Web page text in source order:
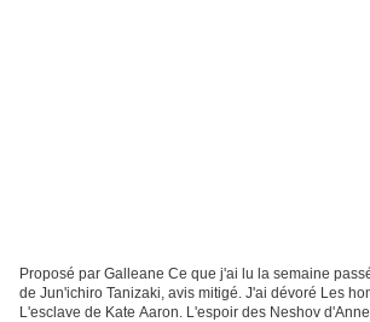
Proposé par Galleane Ce que j'ai lu la semaine
de Jun'ichiro Tanizaki, avis mitigé. J'ai dévoré Les
L'esclave de Kate Aaron. L'espoir des Neshov d'Anne